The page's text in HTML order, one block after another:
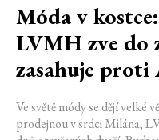
Móda v
LVMH zve do
zasahuje proti
Ve světě módy se dějí velké
prodejnou v srdci Milána,